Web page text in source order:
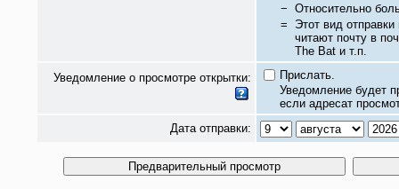
− Относительно
= Этот вид
читают почту в
The Bat и т.п.
Уведомление о просмотре открытки:
Прислать.
Уведомление будет
если адресат
Дата отправки: